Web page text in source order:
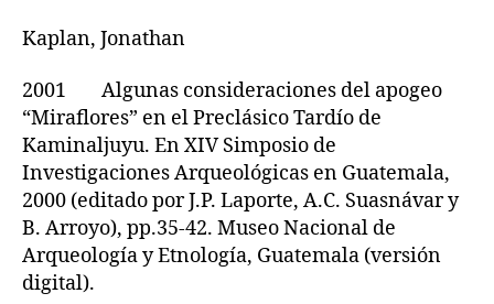
Kaplan, Jonathan
2001 Algunas consideraciones del apogeo
“Miraflores” en el Preclásico Tardío de
Kaminaljuyu. En XIV Simposio de
Investigaciones Arqueológicas en Guatemala,
2000 (editado por J.P. Laporte, A.C. Suasnávar y
B. Arroyo), pp.35-42. Museo Nacional de
Arqueología y Etnología, Guatemala (versión
digital).